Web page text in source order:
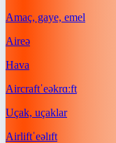
Amaç, gaye, emel
Aireə
Hava
Aircraftˈeəkrɑːft
Uçak, uçaklar
Airliftˈeəlɪft